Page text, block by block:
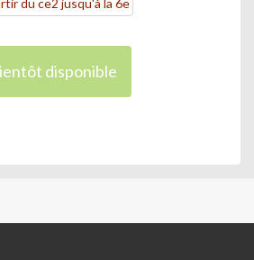
du ce2 jusqu'à la 6e
disponible